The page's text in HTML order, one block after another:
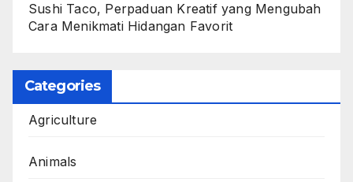
Sushi Taco, Perpaduan Kreatif yang Mengubah
Cara Menikmati Hidangan Favorit
Categories
Agriculture
Animals